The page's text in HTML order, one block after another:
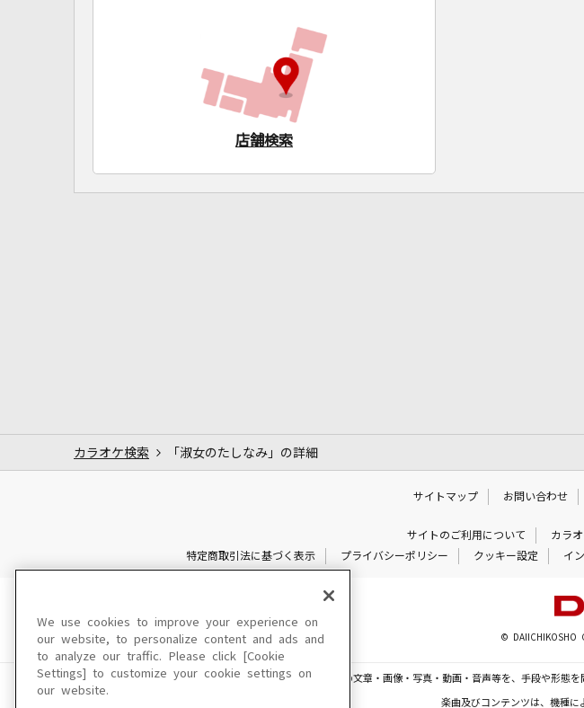
店舗検索
カラオケ検索 「淑女のたしなみ」の詳細
サイトマップ お問い合わせ
サイトのご利用について カラ
特定商取引法に基づく表示
プライバシーポリシー クッキー設定 イ
© DAIICHIKOSHO
このサイトに掲載されている一切の文章・画像・写真・動画・音声等を、手段や形態
楽曲及びコンテンツは、機種に
We use cookies to improve your experience on
our website, to personalize content and ads and
to analyze our traffic. Please click [Cookie
Settings] to customize your cookie settings on
our website.